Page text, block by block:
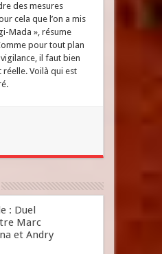
des mesures
cela que l’on a mis
Mada », résume
pour tout plan
il faut bien
Voilà qui est
: Duel
Marc
et Andry